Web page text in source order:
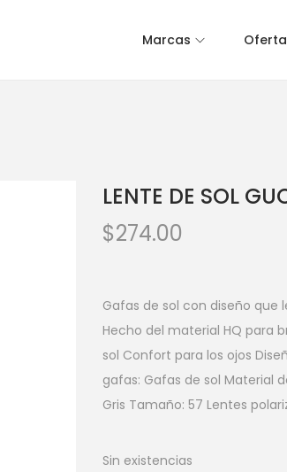
Marcas
LENTE DE SOL
$274.00
Gafas de sol con diseño
Hecho del material HQ para
sol Confort para los ojos
gafas: Gafas de sol Material
Gris Tamaño: 57 Lentes
Sin existencias